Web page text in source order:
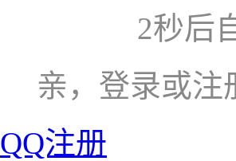
2秒后
亲，登录或注
QQ注册